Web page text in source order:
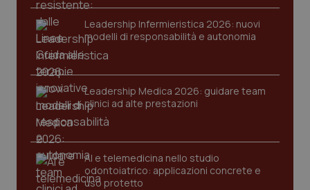
Leadership Infermieristica 2026: nuovi
modelli di responsabilità e autonomia
Leadership Medica 2026: guidare team
clinici ad alte prestazioni
AI e telemedicina nello studio
odontoiatrico: applicazioni concrete e
uso protetto
VISITOR_PRIVACY_METADATA
YouTube
.youtube.com